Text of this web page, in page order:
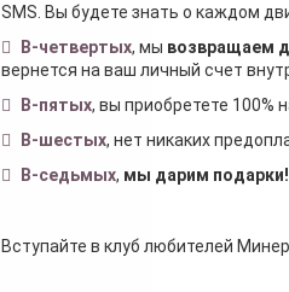
SMS. Вы будете знать о каждом
В-четвертых, мы возвращаем
вернется на ваш личный счет
В-пятых, вы приобретете 100%
В-шестых, нет никаких
В-седьмых, мы дарим подарки!
Вступайте в клуб любителей